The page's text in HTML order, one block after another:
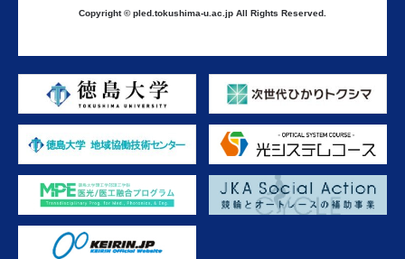
Copyright © pled.tokushima-u.ac.jp All Rights Reserved.